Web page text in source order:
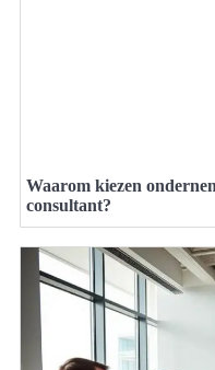
Waarom kiezen
consultant?